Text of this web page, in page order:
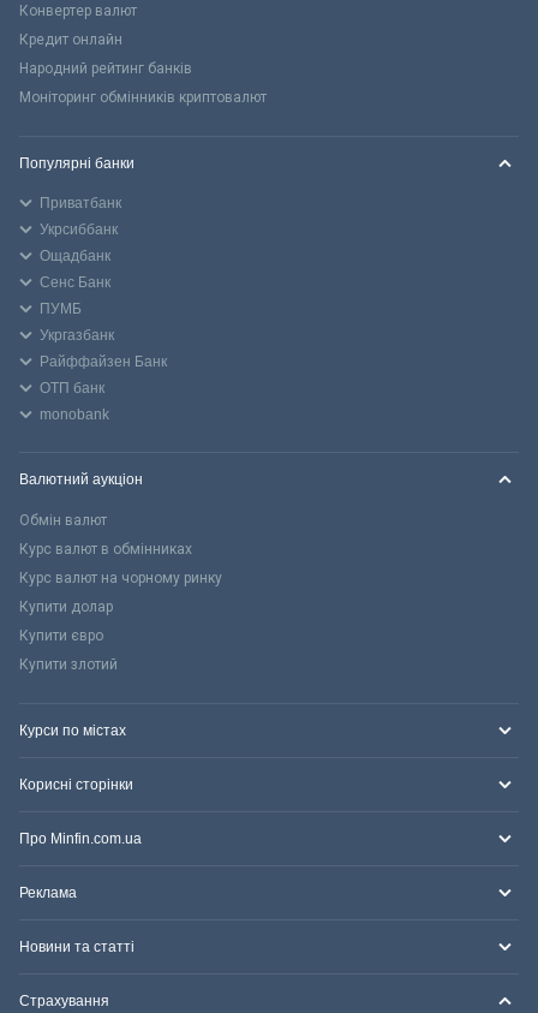
Конвертер валют
Кредит онлайн
Народний рейтинг банків
Моніторинг обмінників криптовалют
Популярні банки
Приватбанк
Укрсиббанк
Ощадбанк
Сенс Банк
ПУМБ
Укргазбанк
Райффайзен Банк
ОТП банк
monobank
Валютний аукціон
Обмін валют
Курс валют в обмінниках
Курс валют на чорному ринку
Купити долар
Купити євро
Купити злотий
Курси по містах
Корисні сторінки
Про Minfin.com.ua
Реклама
Новини та статті
Страхування